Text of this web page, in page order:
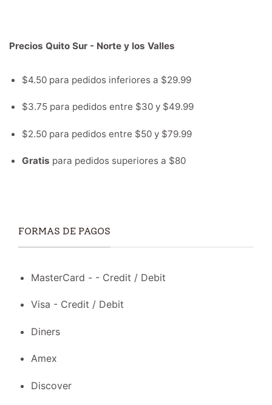
Precios Quito Sur - Norte y los Valles
$4.50 para pedidos inferiores a $29.99
$3.75 para pedidos entre $30 y $49.99
$2.50 para pedidos entre $50 y $79.99
Gratis para pedidos superiores a $80
FORMAS DE PAGOS
MasterCard - - Credit / Debit
Visa - Credit / Debit
Diners
Amex
Discover